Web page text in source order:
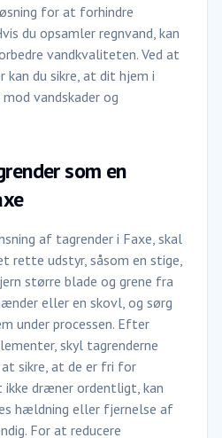
for at forhindre
du opsamler regnvand, kan
vandkvaliteten. Ved at
kan du sikre, at dit hjem i
vandskader og
som en
af tagrender i Faxe, skal
rette udstyr, såsom en stige,
større blade og grene fra
eller en skovl, og sørg
under processen. Efter
skyl tagrenderne
sikre, at de er fri for
ikke dræner ordentligt, kan
hældning eller fjernelse af
For at reducere